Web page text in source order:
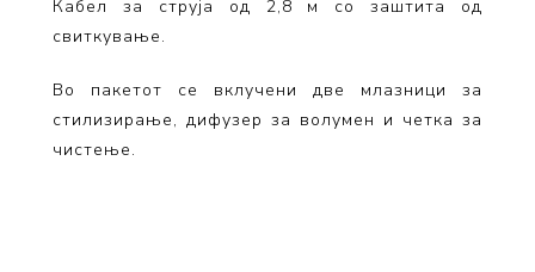
Кабел за струја од 2,8 м со заштита од
свиткување.
Во пакетот се вклучени две млазници за
стилизирање, дифузер за волумен и четка за
чистење.